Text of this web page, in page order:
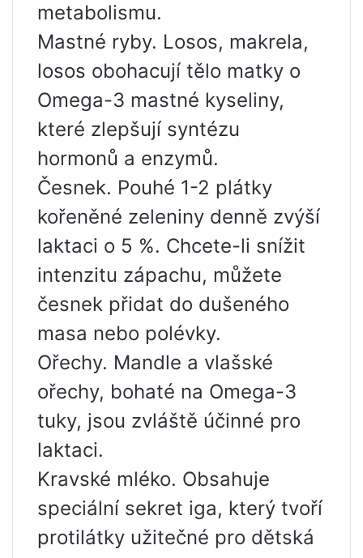
metabolismu.
Mastné ryby. Losos, makrela,
losos obohacují tělo matky o
Omega-3 mastné kyseliny,
které zlepšují syntézu
hormonů a enzymů.
Česnek. Pouhé 1-2 plátky
kořeněné zeleniny denně zvýší
laktaci o 5 %. Chcete-li snížit
intenzitu zápachu, můžete
česnek přidat do dušeného
masa nebo polévky.
Ořechy. Mandle a vlašské
ořechy, bohaté na Omega-3
tuky, jsou zvláště účinné pro
laktaci.
Kravské mléko. Obsahuje
speciální sekret iga, který tvoří
protilátky užitečné pro dětská